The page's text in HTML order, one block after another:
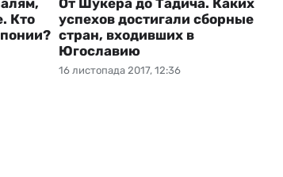
Кто
16 листопада 2017, 12:36
От Шукера до Тадича. Каких
успехов достигали сборные
стран, входивших в
Югославию